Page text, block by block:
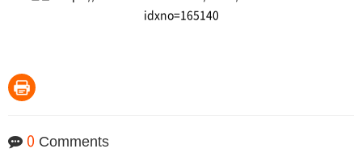
idxno=165140
0 Comments